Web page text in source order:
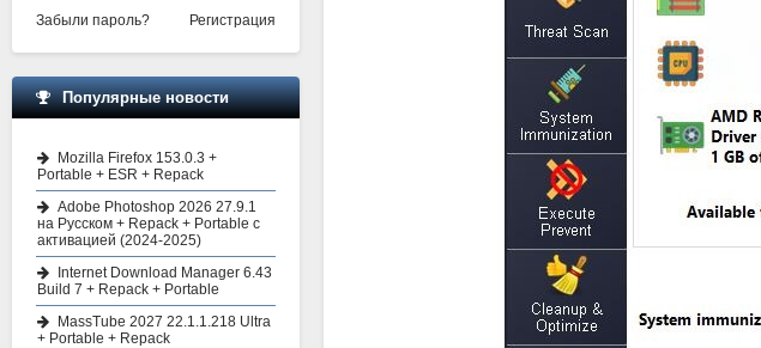
Забыли пароль? Регистрация
Популярные новости
Mozilla Firefox 153.0.3 +
Portable + ESR + Repack
Adobe Photoshop 2026 27.9.1
на Русском + Repack + Portable с
активацией (2024-2025)
Internet Download Manager 6.43
Build 7 + Repack + Portable
MassTube 2027 22.1.1.218 Ultra
+ Portable + Repack